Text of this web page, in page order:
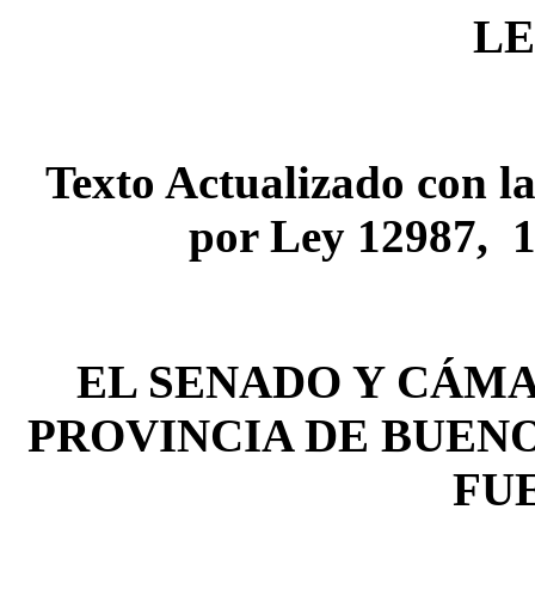
Texto Actualizado con
por Ley 12987,
EL SENADO Y
PROVINCIA DE